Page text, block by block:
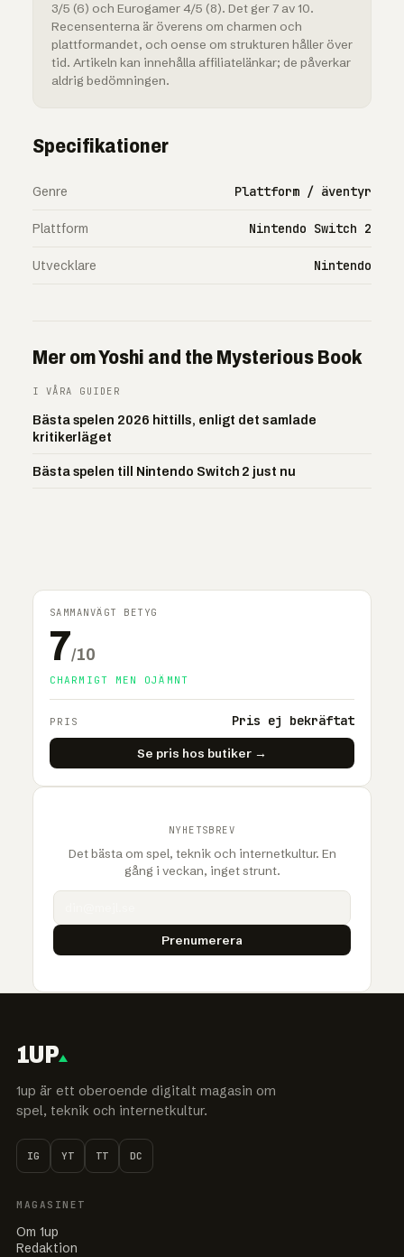
3/5 (6) och Eurogamer 4/5 (8). Det ger 7 av 10.
Recensenterna är överens om charmen och
plattformandet, och oense om strukturen håller över
tid. Artikeln kan innehålla affiliatelänkar; de påverkar
aldrig bedömningen.
Specifikationer
Genre Plattform / äventyr
Plattform Nintendo Switch 2
Utvecklare Nintendo
Mer om Yoshi and the Mysterious Book
I VÅRA GUIDER
Bästa spelen 2026 hittills, enligt det samlade
kritikerläget
Bästa spelen till Nintendo Switch 2 just nu
SAMMANVÄGT BETYG
7/10
CHARMIGT MEN OJÄMNT
PRIS Pris ej bekräftat
Se pris hos butiker →
NYHETSBREV
Det bästa om spel, teknik och internetkultur. En
gång i veckan, inget strunt.
Prenumerera
1UP
1up är ett oberoende digitalt magasin om
spel, teknik och internetkultur.
IG YT TT DC
MAGASINET
Om 1up
Redaktion